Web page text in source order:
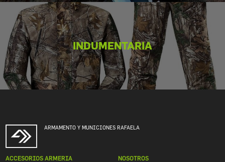
INDUMENTARIA
ARMAMENTO Y MUNICIONES RAFAELA
ACCESORIOS ARMERIA NOSOTROS